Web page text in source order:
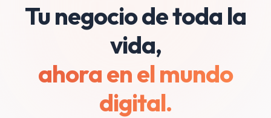
Tu negocio de toda la
vida,
ahora en el mundo
digital.